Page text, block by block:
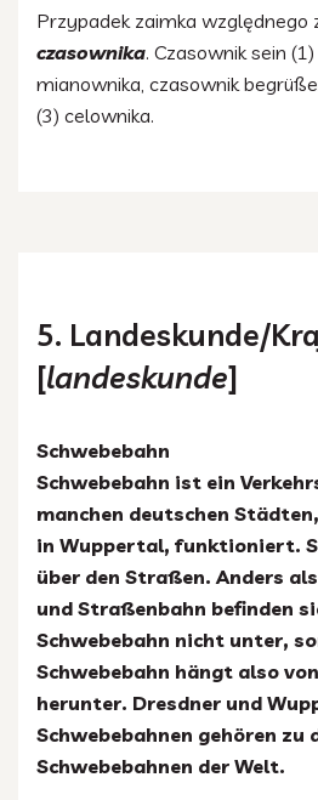
Przypadek zaimka względnego
czasownika. Czasownik sein
mianownika, czasownik
(3) celownika.
5. Landeskunde/
[landeskunde]
Schwebebahn
Schwebebahn ist ein
manchen deutschen
in Wuppertal, funktioniert.
über den Straßen. Anders
und Straßenbahn befinden
Schwebebahn nicht unter,
Schwebebahn hängt also
herunter. Dresdner und
Schwebebahnen gehören zu
Schwebebahnen der Welt.